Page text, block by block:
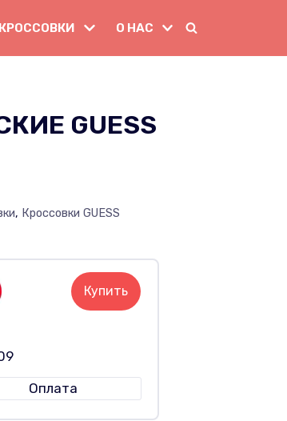
О НАС
GUESS
, Кроссовки GUESS
Купить
Оплата